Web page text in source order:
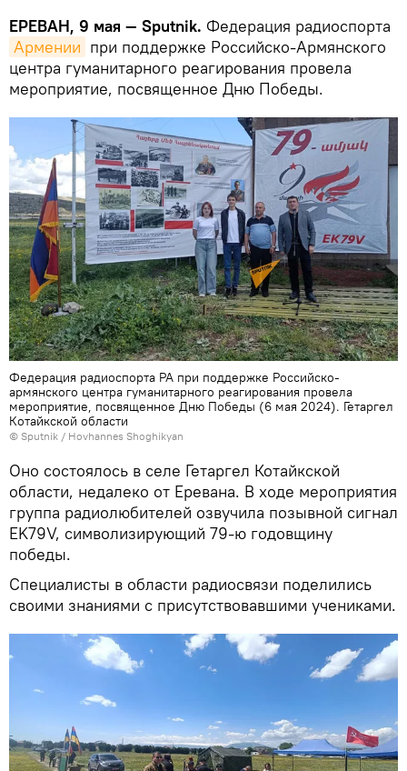
ЕРЕВАН, 9 мая — Sputnik. Федерация радиоспорта
Армении при поддержке Российско-Армянского
центра гуманитарного реагирования провела
мероприятие, посвященное Дню Победы.
Федерация радиоспорта РА при поддержке Российско-
армянского центра гуманитарного реагирования провела
мероприятие, посвященное Дню Победы (6 мая 2024). Гетаргел
Котайкской области
© Sputnik / Hovhannes Shoghikyan
Оно состоялось в селе Гетаргел Котайкской
области, недалеко от Еревана. В ходе мероприятия
группа радиолюбителей озвучила позывной сигнал
EK79V, символизирующий 79-ю годовщину
победы.
Специалисты в области радиосвязи поделились
своими знаниями с присутствовавшими учениками.